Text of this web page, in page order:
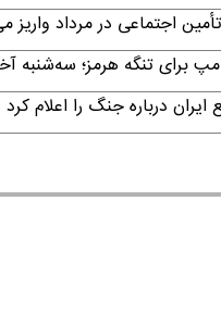
اجتماعی در مرداد
برای تنگه هرمز؛ سه‌شنبه
درباره جنگ را اعلام